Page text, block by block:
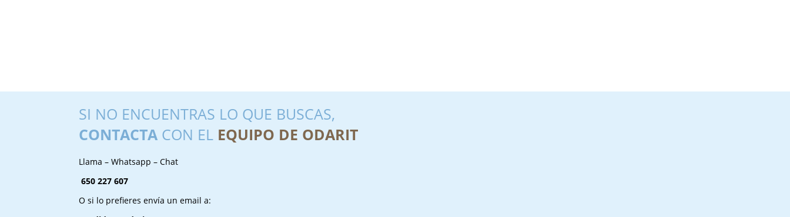
SI NO ENCUENTRAS LO QUE BUSCAS,
CONTACTA CON EL EQUIPO DE ODARIT
Llama – Whatsapp – Chat
650 227 607
O si lo prefieres envía un email a: